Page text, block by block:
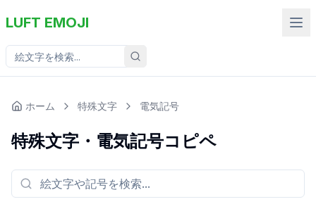
LUFT EMOJI
ホーム 特殊文字 電気記号
特殊文字 ・ 電気記号コピペ